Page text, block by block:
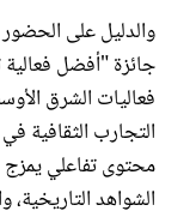
والدليل على
جائزة "أفضل
فعاليات الشرق
التجارب الثقافية
محتوى تفاعلي
الشواهد التاريخية،